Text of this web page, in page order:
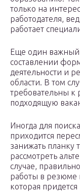
только на
работодателя,
работает
Еще один важный
составлении
деятельности и
области. В том
требовательны к
подходящую
Иногда для
приходится
занижать планку
рассмотреть
случае,
работы в резюме
которая